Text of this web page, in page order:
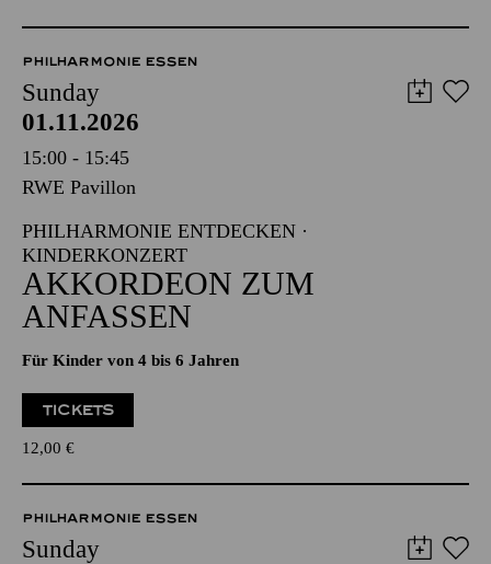
PHILHARMONIE ESSEN
Sunday
01.11.2026
15:00 - 15:45
RWE Pavillon
PHILHARMONIE ENTDECKEN ·
KINDERKONZERT
AKKORDEON ZUM
ANFASSEN
Für Kinder von 4 bis 6 Jahren
TICKETS
12,00 €
PHILHARMONIE ESSEN
Sunday